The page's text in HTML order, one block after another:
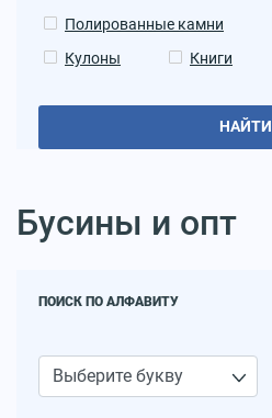
Полированные камни
Кулоны
Книги
НАЙТИ
Бусины и опт
ПОИСК ПО АЛФАВИТУ